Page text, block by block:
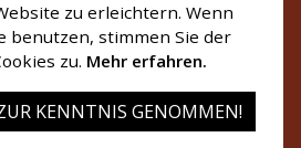
zu erleichtern. Wenn
benutzen, stimmen Sie der
zu. Mehr erfahren.
KENNTNIS GENOMMEN!
.Barrierefreiheit
bis 14.00 Uhr